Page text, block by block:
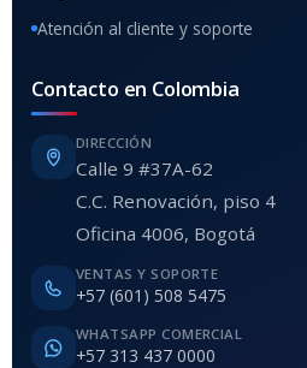
Atención al cliente y soporte
Contacto en Colombia
DIRECCIÓN
Calle 9 #37A-62
C.C. Renovación, piso 4
Oficina 4006, Bogotá
VENTAS Y SOPORTE
+57 (601) 508 5475
WHATSAPP COMERCIAL
+57 313 437 0000